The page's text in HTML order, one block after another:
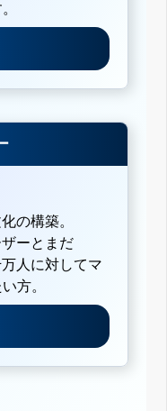
の構築。
ーとまだ
人に対してマ
方。